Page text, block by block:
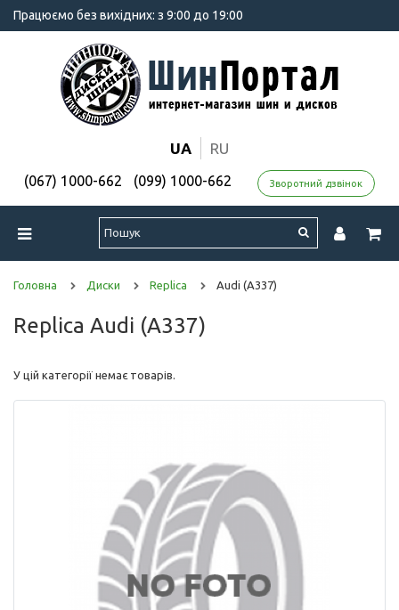
Працюємо без вихідних: з 9:00 до 19:00
UA RU
(067) 1000-662 (099) 1000-662 Зворотний дзвінок
Головна Диски Replica Audi (A337)
Replica Audi (A337)
У цій категорії немає товарів.